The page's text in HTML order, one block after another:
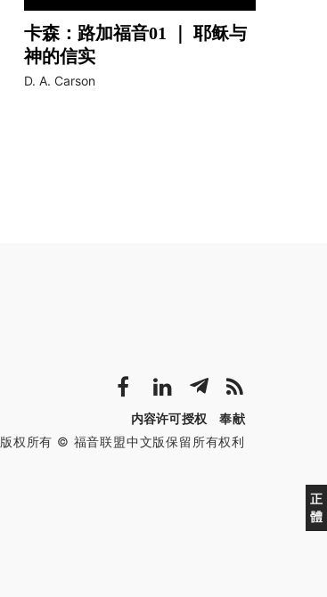
video
卡森：路加福音01 ｜ 耶稣与
神的信实
D. A. Carson
正
體
内容许可授权
奉献
版权所有 © 福音联盟中文版保留所有权利